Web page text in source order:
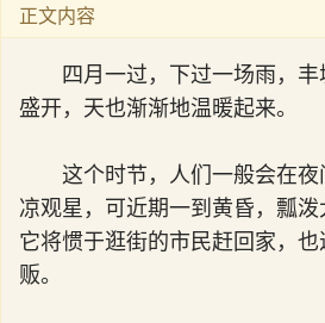
正文内容
四月一过，下过一场雨，
盛开，天也渐渐地温暖起来。
这个时节，人们一般会在
凉观星，可近期一到黄昏，瓢泼
它将惯于逛街的市民赶回家，
贩。